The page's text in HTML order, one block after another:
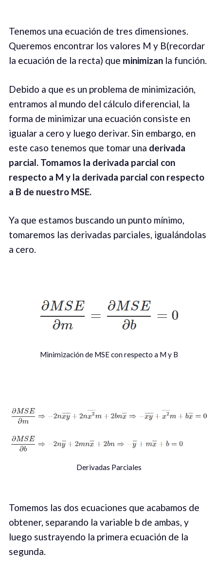
Tenemos una ecuación de tres dimensiones.
Queremos encontrar los valores M y B(recordar
la ecuación de la recta) que minimizanla función.
Debido a que es un problema de minimización,
entramos al mundo del cálculo diferencial, la
forma de minimizar una ecuación consiste en
igualar a cero y luego derivar. Sin embargo, en
este caso tenemos que tomar una derivada
parcial. Tomamos la derivada parcial con
respecto a M y la derivada parcial con respecto
a B de nuestro MSE.
Ya que estamos buscando un punto mínimo,
tomaremos las derivadas parciales, igualándolas
a cero.
Minimización de MSE con respecto a M y B
Derivadas Parciales
Tomemos las dos ecuaciones que acabamos de
obtener, separando la variable b de ambas, y
luego sustrayendo la primera ecuación de la
segunda.